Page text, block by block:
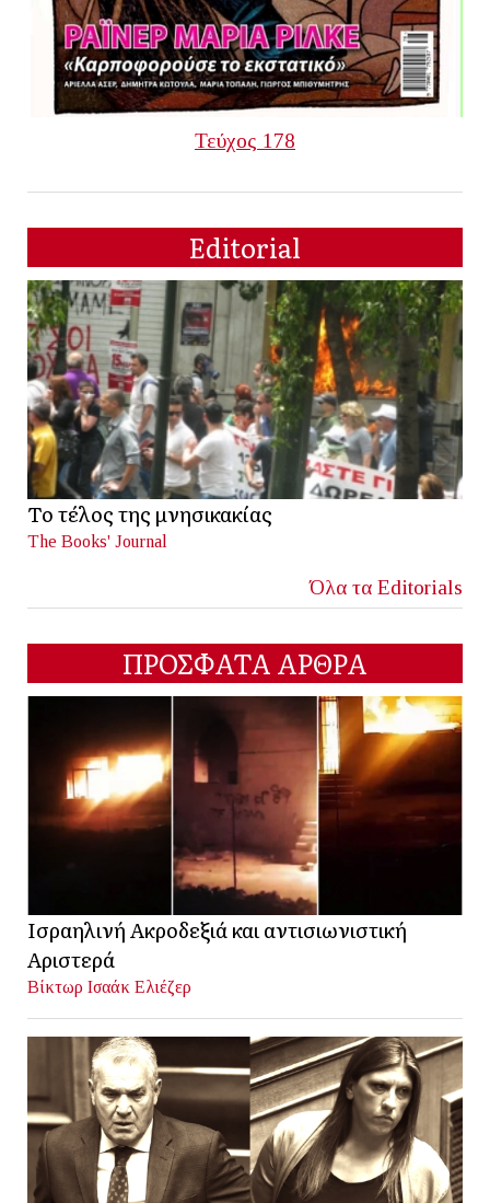
Τεύχος 178
Editorial
Το τέλος της μνησικακίας
The Books' Journal
Όλα τα Editorials
ΠΡΟΣΦΑΤΑ ΑΡΘΡΑ
Ισραηλινή Ακροδεξιά και αντισιωνιστική
Αριστερά
Βίκτωρ Ισαάκ Ελιέζερ